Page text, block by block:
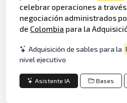
celebrar operaciones a
negociación administrados
de Colombia para la
Adquisición de sables para la
nivel ejecutivo
Asistente IA Bases